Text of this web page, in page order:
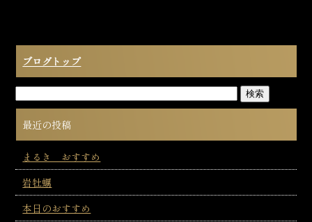
ブログトップ
最近の投稿
まるき おすすめ
岩牡蠣
本日のおすすめ